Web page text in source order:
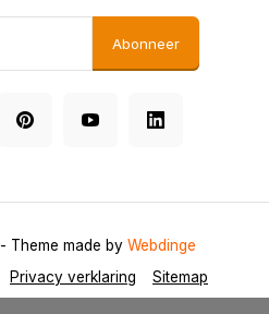
Abonneer
Privacy verklaring Sitemap
- Theme made by Webdinge